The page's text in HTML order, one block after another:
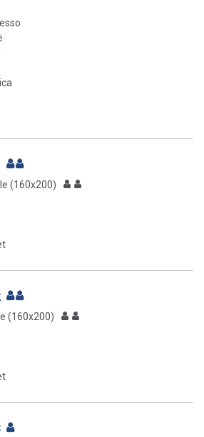
(160x200)
(160x200)